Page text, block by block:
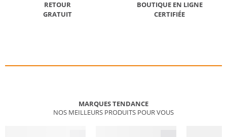
RETOUR
GRATUIT
BOUTIQUE EN LIGNE
CERTIFIÉE
MARQUES TENDANCE
NOS MEILLEURS PRODUITS POUR VOUS